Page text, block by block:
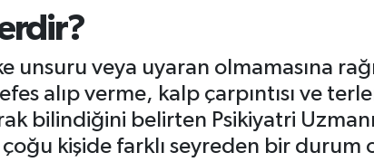
unsuru veya uyaran olmamasına
alıp verme, kalp çarpıntısı ve
bilindiğini belirten Psikiyatri
kişide farklı seyreden bir durum